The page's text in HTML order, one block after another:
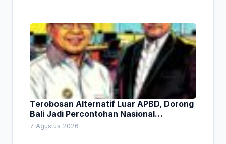
Terobosan Alternatif Luar APBD, Dorong
Bali Jadi Percontohan Nasional
Pembiayaan Daerah
7 Agustus 2026